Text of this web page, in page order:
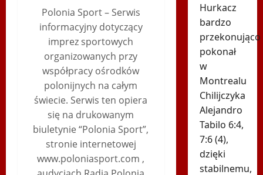
Polonia Sport – Serwis
informacyjny dotyczący
imprez sportowych
organizowanych przy
współpracy ośrodków
polonijnych na całym
świecie. Serwis ten opiera
się na drukowanym
biuletynie “Polonia Sport”,
stronie internetowej
www.poloniasport.com ,
Hurkacz
bardzo
przekonująco
pokonał
w
Montrealu
Chilijczyka
Alejandro
Tabilo 6:4,
7:6 (4),
dzięki
stabilnemu,